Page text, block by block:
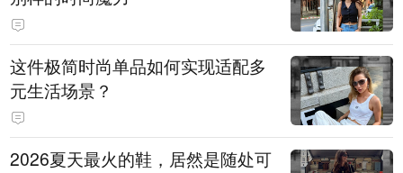
这件极简时尚单品如何实现适配多
元生活场景？
2026夏天最火的鞋，居然是随处可